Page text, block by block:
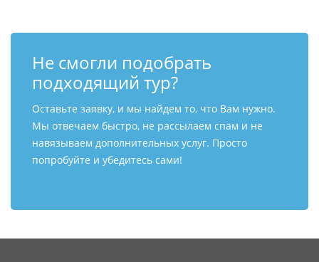
Не смогли подобрать
подходящий тур?
Оставьте заявку, и мы найдем то, что Вам нужно.
Мы отвечаем быстро, не рассылаем спам и не
навязываем дополнительных услуг. Просто
попробуйте и убедитесь сами!